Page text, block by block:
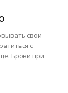
свои
с
Брови при